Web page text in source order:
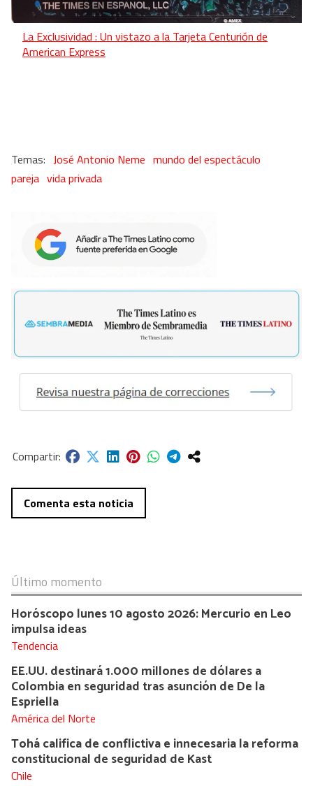
La Exclusividad : Un vistazo a la Tarjeta Centurión de
American Express
José Antonio Neme mundo del espectáculo
pareja vida privada
Comenta esta noticia
Último momento
Horóscopo lunes 10 agosto 2026: Mercurio en Leo
impulsa ideas
Tendencia
EE.UU. destinará 1.000 millones de dólares a
Colombia en seguridad tras asunción de De la
Espriella
América del Norte
Tohá califica de conflictiva e innecesaria la reforma
constitucional de seguridad de Kast
Chile